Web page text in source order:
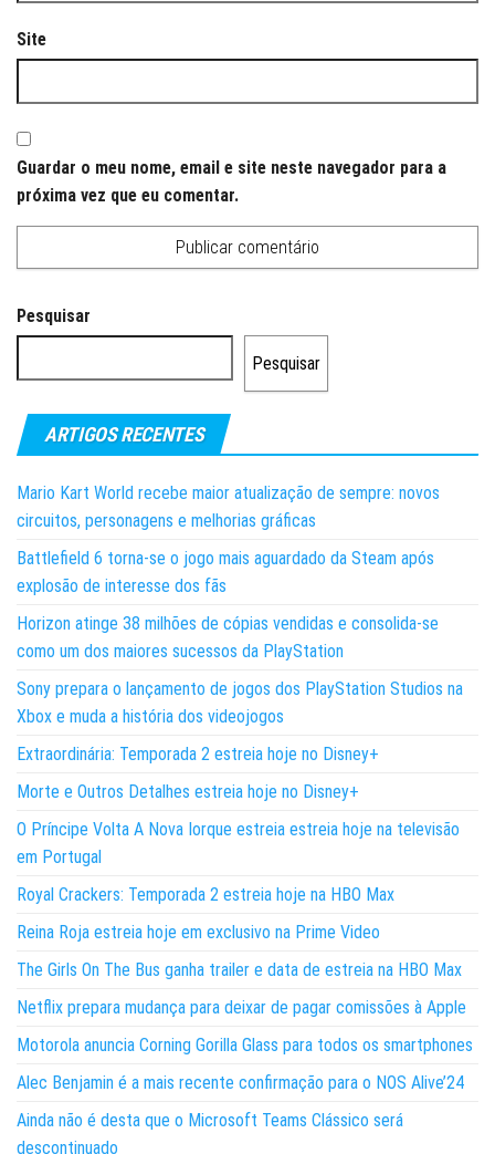
Site
Guardar o meu nome, email e site neste navegador para a
próxima vez que eu comentar.
Pesquisar
Pesquisar
ARTIGOS RECENTES
Mario Kart World recebe maior atualização de sempre: novos
circuitos, personagens e melhorias gráficas
Battlefield 6 torna-se o jogo mais aguardado da Steam após
explosão de interesse dos fãs
Horizon atinge 38 milhões de cópias vendidas e consolida-se
como um dos maiores sucessos da PlayStation
Sony prepara o lançamento de jogos dos PlayStation Studios na
Xbox e muda a história dos videojogos
Extraordinária: Temporada 2 estreia hoje no Disney+
Morte e Outros Detalhes estreia hoje no Disney+
O Príncipe Volta A Nova Iorque estreia estreia hoje na televisão
em Portugal
Royal Crackers: Temporada 2 estreia hoje na HBO Max
Reina Roja estreia hoje em exclusivo na Prime Video
The Girls On The Bus ganha trailer e data de estreia na HBO Max
Netflix prepara mudança para deixar de pagar comissões à Apple
Motorola anuncia Corning Gorilla Glass para todos os smartphones
Alec Benjamin é a mais recente confirmação para o NOS Alive’24
Ainda não é desta que o Microsoft Teams Clássico será
descontinuado